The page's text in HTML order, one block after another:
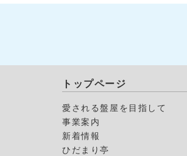
トップページ
愛される盤屋を目指して
事業案内
新着情報
ひだまり亭